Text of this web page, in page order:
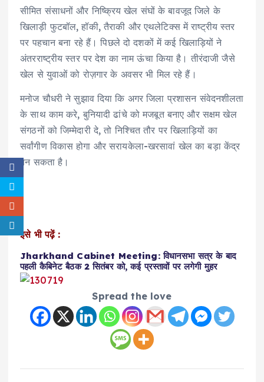
सीमित संसाधनों और निष्क्रिय खेल संघों के बावजूद जिले के
खिलाड़ी फुटबॉल, हॉकी, तैराकी और एथलेटिक्स में राष्ट्रीय स्तर
पर पहचान बना रहे हैं। पिछले दो दशकों में कई खिलाड़ियों ने
अंतरराष्ट्रीय स्तर पर देश का नाम ऊंचा किया है। तीरंदाजी जैसे
खेल से युवाओं को रोज़गार के अवसर भी मिल रहे हैं।
मनोज चौधरी ने सुझाव दिया कि अगर जिला प्रशासन संवेदनशीलता
के साथ काम करे, बुनियादी ढांचे को मजबूत बनाए और सक्षम खेल
संगठनों को जिम्मेदारी दे, तो निश्चित तौर पर खिलाड़ियों का
सर्वांगीण विकास होगा और सरायकेला-खरसावां खेल का बड़ा केंद्र
बन सकता है।
इसे भी पढ़ें :
Jharkhand Cabinet Meeting: विधानसभा सत्र के बाद
पहली कैबिनेट बैठक 2 सितंबर को, कई प्रस्तावों पर लगेगी मुहर
Spread the love